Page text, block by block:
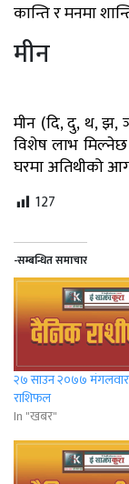
कान्ति र मनमा
मीन
मीन (दि, दु, थ, झ,
विशेष लाभ
घरमा अतिथीको
127
-सम्बन्धित समाचार
२७ साउन २०७७
राशिफल
In "खबर"